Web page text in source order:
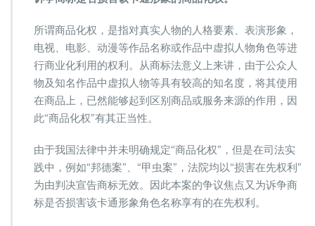
所谓商品化权，是指对真实人物的人格要素、表演形象，
电视、电影、动漫等作品名称或作品中虚拟人物角色等进
行商业化利用的权利。从商标法意义上来讲，由于公众人
物及知名作品中虚拟人物等具有较高的知名度，将其使用
在商品上，已然能够起到区别商品或服务来源的作用，因
此“商品化权”有其正当性。
由于我国法律中并未明确规定“商品化权”，但是在司法实
践中，例如“邦德案”、“甲虫案”，法院均以“损害在先权利”
为由判决宣告商标无效。因此本案的争议焦点又为诉争商
标是否损害该卡通形象角色名称享有的在先权利。